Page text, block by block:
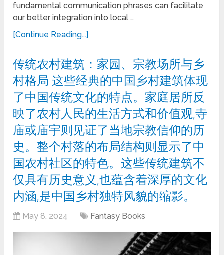
fundamental communication phrases can facilitate
our better integration into local …
[Continue Reading...]
传统农村建筑：家园、宗教场所与乡
村格局 这些经典的中国乡村建筑体现
了中国传统文化的特点。家庭居所反
映了农村人民的生活方式和价值观,寺
庙或庙宇则见证了当地宗教信仰的历
史。整个村落的布局结构则显示了中
国农村社区的特色。这些传统建筑不
仅具有历史意义,也蕴含着深厚的文化
内涵,是中国乡村独特风貌的缩影。
May 8, 2024 Fantasy Books